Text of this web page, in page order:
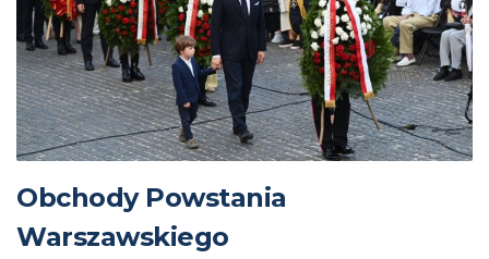
Obchody Powstania
Warszawskiego